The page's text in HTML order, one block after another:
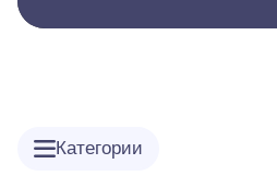
Категории